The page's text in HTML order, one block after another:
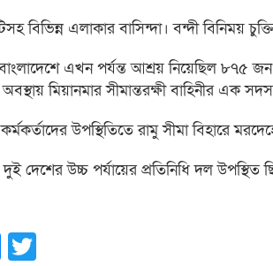
বিভিন্ন এলাকার বাসিন্দা। বন্দী
এখন পর্যন্ত আশ্রয় নিয়েছিল ৮৭৫
মিয়ানমার সীমান্তরক্ষী বাহিনীর এক
উপস্থিতিতে রামু সীমা বিহারে
দেশের উচ্চ পর্যায়ের প্রতিনিধি দল উপস্থিত
Messenger